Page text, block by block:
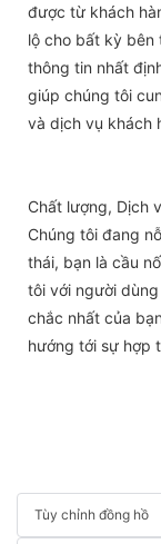
được từ khách
lộ cho bất kỳ bên
thông tin nhất
giúp chúng tôi
và dịch vụ khách
Chất lượng, Dịch
Chúng tôi đang
thái, bạn là cầu
tôi với người
chắc nhất của
hướng tới sự hợp
Tùy chỉnh đồng hồ